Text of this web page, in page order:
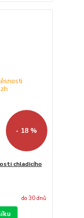
- 18 %
chladicího
do 30 dnů